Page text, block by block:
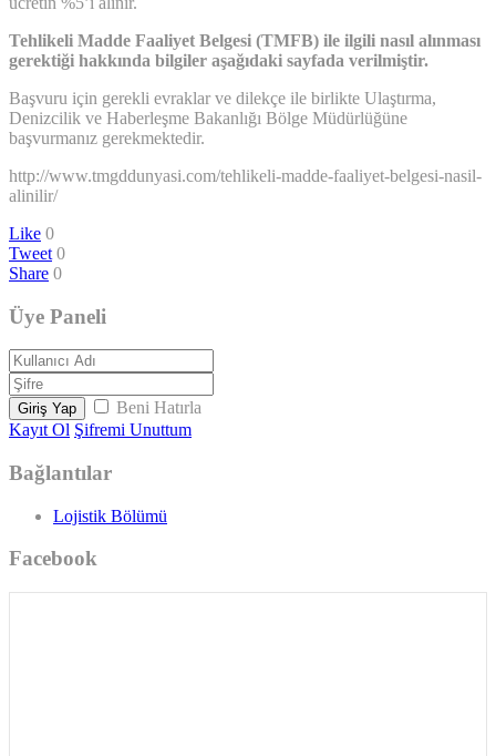
Tehlikeli Madde Faaliyet Belgesi (TMFB) ile ilgili nasıl alınması
gerektiği hakkında bilgiler aşağıdaki sayfada verilmiştir.
Başvuru için gerekli evraklar ve dilekçe ile birlikte Ulaştırma,
Denizcilik ve Haberleşme Bakanlığı Bölge Müdürlüğüne
başvurmanız gerekmektedir.
http://www.tmgddunyasi.com/tehlikeli-madde-faaliyet-belgesi-nasil-
alinilir/
Like 0
Tweet 0
Share 0
Üye Paneli
Giriş Yap
Beni Hatırla
Kayıt Ol Şifremi Unuttum
Bağlantılar
Lojistik Bölümü
Facebook